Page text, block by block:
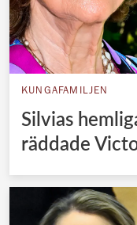
KUNGAFAMILJEN
Silvias
räddade